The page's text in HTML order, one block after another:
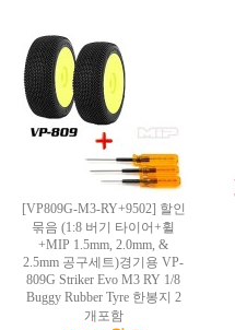
[VP809G-M3-RY+9502] 할인
묶음 (1:8 버기 타이어+휠
+MIP 1.5mm, 2.0mm, &
2.5mm 공구세트)경기용 VP-
809G Striker Evo M3 RY 1/8
Buggy Rubber Tyre 한봉지 2
개포함